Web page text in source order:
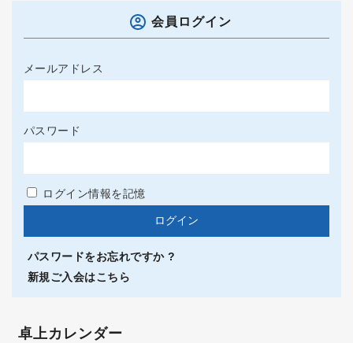
会員ログイン
メールアドレス
パスワード
ログイン情報を記憶
パスワードをお忘れですか ?
新規ご入会はこちら
卓上カレンダー